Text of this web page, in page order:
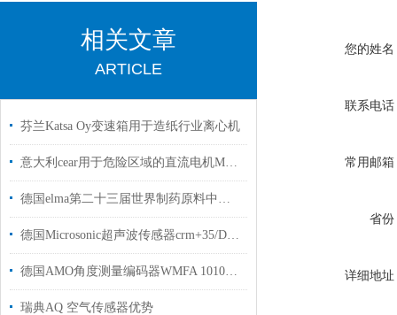
相关文章
ARTICLE
芬兰Katsa Oy变速箱用于造纸行业离心机
意大利cear用于危险区域的直流电机MGL 160 S支持技术指导
德国elma第二十三届世界制药原料中国展参展信息
德国Microsonic超声波传感器crm+35/D/TC/E距离测量范围为 30 mm 至 8 m
德国AMO角度测量编码器WMFA 1010A介绍
瑞典AQ 空气传感器优势
您的姓名
联系电话
常用邮箱
省份
详细地址